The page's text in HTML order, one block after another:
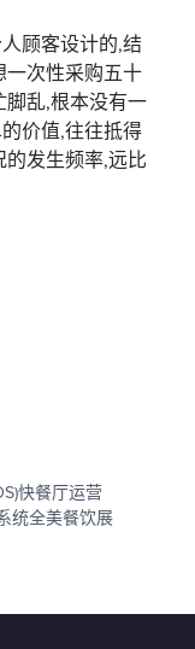
顾客设计的,结
一次性采购五十
脚乱,根本没有一
价值,往往抵得
发生频率,远比
快餐厅运营
统全美餐饮展